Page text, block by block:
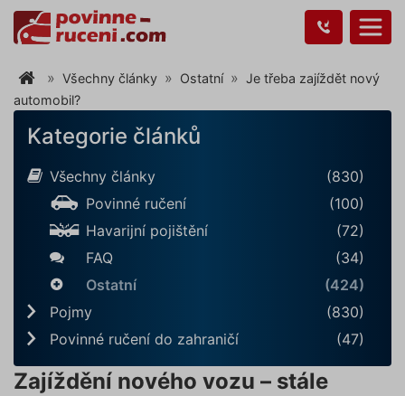
Všechny články Ostatní
Je třeba zajíždět nový
automobil?
Kategorie článků
Všechny články
(830)
Povinné ručení
(100)
Havarijní pojištění
(72)
FAQ
(34)
Ostatní
(424)
Pojmy
(830)
Povinné ručení do zahraničí
(47)
Zajíždění nového vozu – stále